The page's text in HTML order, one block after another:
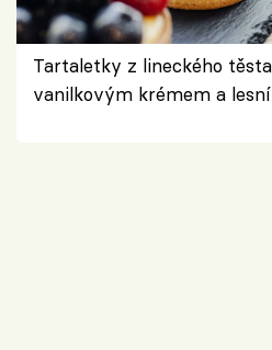
Tartaletky z lineckého
vanilkovým krémem a